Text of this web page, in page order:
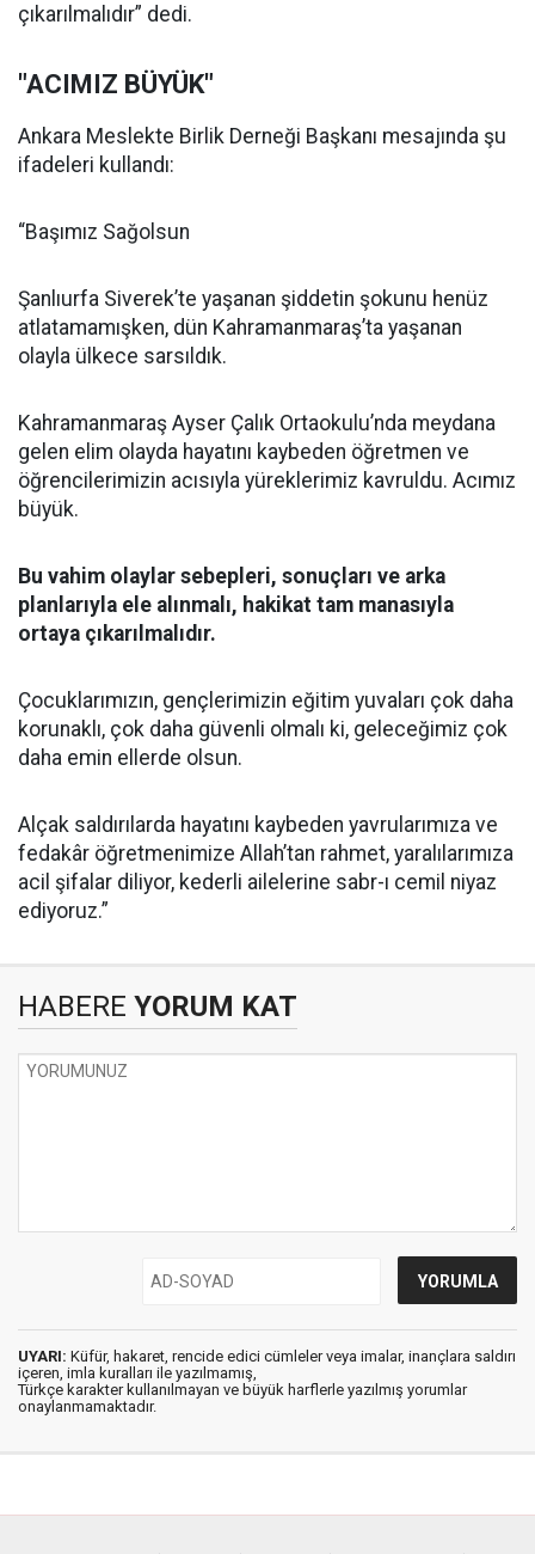
çıkarılmalıdır” dedi.
"ACIMIZ BÜYÜK"
Ankara Meslekte Birlik Derneği Başkanı mesajında şu
ifadeleri kullandı:
“Başımız Sağolsun
Şanlıurfa Siverek’te yaşanan şiddetin şokunu henüz
atlatamamışken, dün Kahramanmaraş’ta yaşanan
olayla ülkece sarsıldık.
Kahramanmaraş Ayser Çalık Ortaokulu’nda meydana
gelen elim olayda hayatını kaybeden öğretmen ve
öğrencilerimizin acısıyla yüreklerimiz kavruldu. Acımız
büyük.
Bu vahim olaylar sebepleri, sonuçları ve arka
planlarıyla ele alınmalı, hakikat tam manasıyla
ortaya çıkarılmalıdır.
Çocuklarımızın, gençlerimizin eğitim yuvaları çok daha
korunaklı, çok daha güvenli olmalı ki, geleceğimiz çok
daha emin ellerde olsun.
Alçak saldırılarda hayatını kaybeden yavrularımıza ve
fedakâr öğretmenimize Allah’tan rahmet, yaralılarımıza
acil şifalar diliyor, kederli ailelerine sabr-ı cemil niyaz
ediyoruz.”
HABERE YORUM KAT
UYARI: Küfür, hakaret, rencide edici cümleler veya imalar, inançlara saldırı
içeren, imla kuralları ile yazılmamış,
Türkçe karakter kullanılmayan ve büyük harflerle yazılmış yorumlar
onaylanmamaktadır.